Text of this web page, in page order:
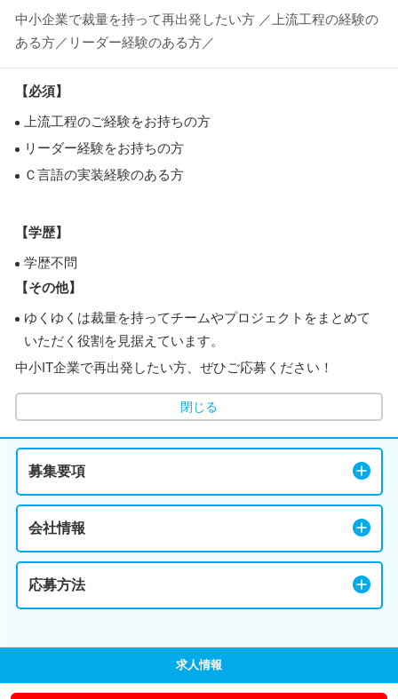
中小企業で裁量を持って再出発したい方 ／上流工程の経験の
ある方／リーダー経験のある方／
【必須】
上流工程のご経験をお持ちの方
リーダー経験をお持ちの方
Ｃ言語の実装経験のある方
【学歴】
学歴不問
【その他】
ゆくゆくは裁量を持ってチームやプロジェクトをまとめて
いただく役割を見据えています。
中小IT企業で再出発したい方、ぜひご応募ください！
閉じる
募集要項
会社情報
応募方法
求人情報